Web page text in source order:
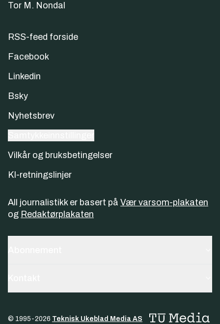
Tor M. Nondal
RSS-feed forside
Facebook
Linkedin
Bsky
Nyhetsbrev
Vilkår og bruksbetingelser
KI-retningslinjer
All journalistikk er basert på Vær varsom-plakaten
og Redaktørplakaten
© 1995-2026 Teknisk Ukeblad Media AS